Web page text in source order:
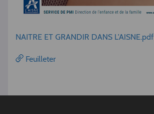
NAITRE ET GRANDIR DANS L'AISNE.pdf
Feuilleter